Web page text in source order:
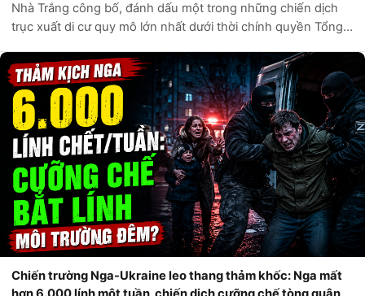
Nhà Trắng công bố, đánh dấu một trong những chiến dịch
trục xuất di cư quy mô lớn nhất dưới thời chính quyền Tổng
An ninh Nội địa Hoa Kỳ,...
Chiến trường Nga-Ukraine leo thang thảm khốc: Nga mất